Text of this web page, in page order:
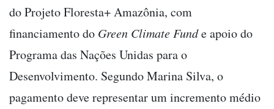
do Projeto Floresta+ Amazônia, com
financiamento do Green Climate Funde apoio do
Programa das Nações Unidas para o
Desenvolvimento. Segundo Marina Silva, o
pagamento deve representar um incremento médio